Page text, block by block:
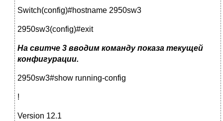
Switch(config)#hostname 2950sw3
2950sw3(config)#exit
На свитче 3 вводим команду показа текущей
конфигурации.
2950sw3#show running-config
!
Version 12.1